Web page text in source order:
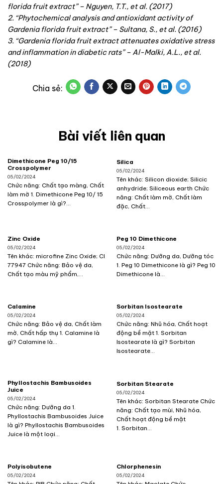
florida fruit extract” – Nguyen, T.T., et al. (2017)
2. “Phytochemical analysis and antioxidant activity of
Gardenia florida fruit extract” – Sultana, S., et al. (2016)
3. “Gardenia florida fruit extract attenuates oxidative stress
and inflammation in diabetic rats” – Al-Malki, A.L., et al.
(2018)
Bài viết liên quan
Dimethicone Peg 10/15
Crosspolymer
05/02/2024
Chức năng: Chất tạo màng, Chất
làm mờ 1. Dimethicone Peg 10/ 15
Crosspolymer là gì?...
Silica
05/02/2024
Tên khác: Silicon dioxide; Silicic
anhydride; Siliceous earth Chức
năng: Chất làm mờ, Chất làm
đặc, Chất...
Zinc Oxide
05/02/2024
Tên khác: microfine Zinc Oxide; CI
77947 Chức năng: Bảo vệ da,
Chất tạo màu mỹ phẩm,...
Peg 10 Dimethicone
05/02/2024
Chức năng: Dưỡng da, Dưỡng tóc
1. Peg 10 Dimethicone là gì? Peg 10
Dimethicone là...
Calamine
05/02/2024
Chức năng: Bảo vệ da, Chất làm
mờ, Chất hấp thụ 1. Calamine là
gì? Calamine là...
Sorbitan Isostearate
05/02/2024
Chức năng: Nhũ hóa, Chất hoạt
động bề mặt 1. Sorbitan
Isostearate là gì? Sorbitan
Isostearate...
Phyllostachis Bambusoides
Juice
05/02/2024
Chức năng: Dưỡng da 1.
Phyllostachis Bambusoides Juice
là gì? Phyllostachis Bambusoides
Juice là một loại...
Sorbitan Stearate
05/02/2024
Tên khác: Sorbitan Stearate Chức
năng: Chất tạo mùi, Nhũ hóa,
Chất hoạt động bề mặt
1. Sorbitan...
Polyisobutene
05/02/2024
Chlorphenesin
05/02/2024